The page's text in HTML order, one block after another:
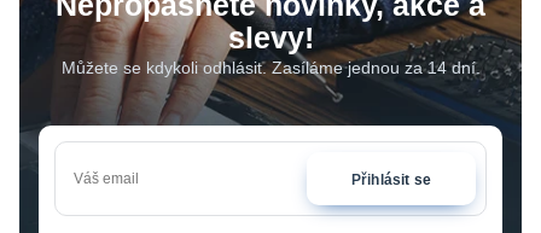
slevy!
Můžete se kdykoli odhlásit. Zasíláme jednou za 14 dní.
Přihlásit se